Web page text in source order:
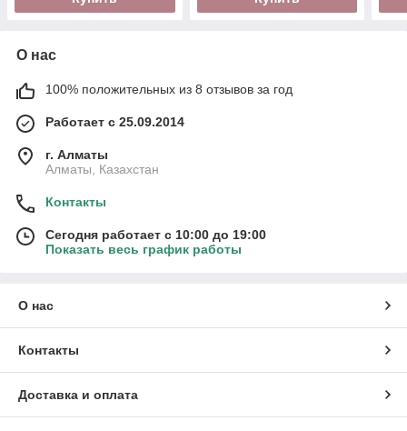
О нас
100% положительных из 8 отзывов за год
Работает с 25.09.2014
г. Алматы
Алматы, Казахстан
Контакты
Сегодня работает с 10:00 до 19:00
Показать весь график работы
О нас
Контакты
Доставка и оплата